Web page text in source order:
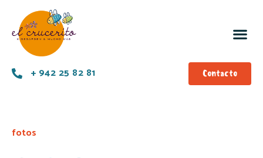
+ 942 25 82 81 Contacto
fotos